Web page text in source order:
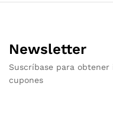
Newsletter
Suscríbase para
cupones